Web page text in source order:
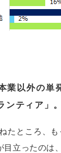
業以外の単
ンティア」
たところ、
立ったのは